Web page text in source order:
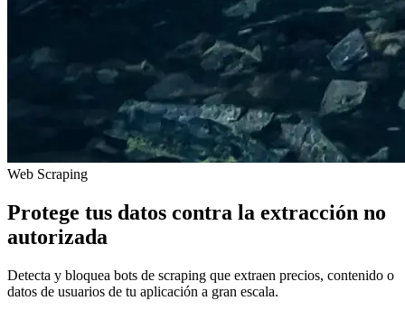
Web Scraping
Protege tus datos contra la extracción no
autorizada
Detecta y bloquea bots de scraping que extraen precios, contenido o
datos de usuarios de tu aplicación a gran escala.